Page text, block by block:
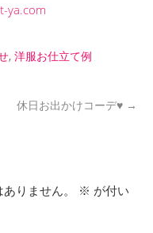
ya.com
, 洋服お仕立て例
休日お出かけコーデ♥ →
りません。 ※ が付い